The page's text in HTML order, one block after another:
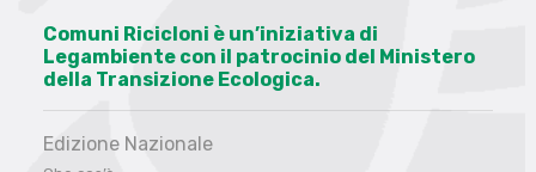
Comuni Ricicloni è un’iniziativa di
Legambiente con il patrocinio del Ministero
della Transizione Ecologica.
Edizione Nazionale